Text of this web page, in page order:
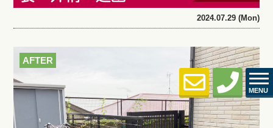
MENU
2024.07.29 (Mon)
AFTER